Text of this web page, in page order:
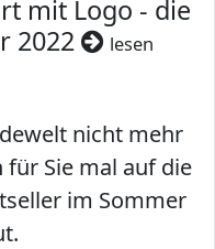
mit Logo - die
2022
lesen
nicht mehr
Sie mal auf die
im Sommer